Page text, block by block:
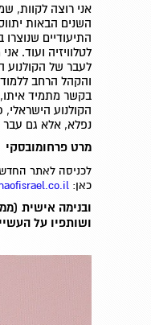
אני רוצה לקוות,
השנים הבאות
התיעודיים
לטלוויזיה ועוד.
לעבר של הקולנוע
והקהל הרחב ללמוד
בקשר מתמיד איתו,
הקולנוע
נפלא, אלא גם
מרט פרחומובסקי
לכניסה לאתר
כאן:
ובנימה אישית
ושותפיו על